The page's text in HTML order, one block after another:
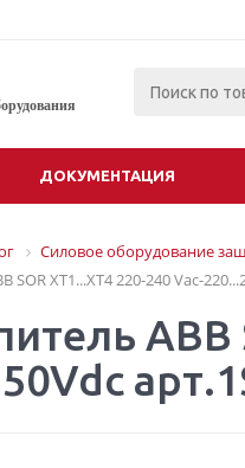
ДОКУМЕНТАЦИЯ
Силовое оборудование
SOR XT1...XT4 220-240 Vac-
АВВ